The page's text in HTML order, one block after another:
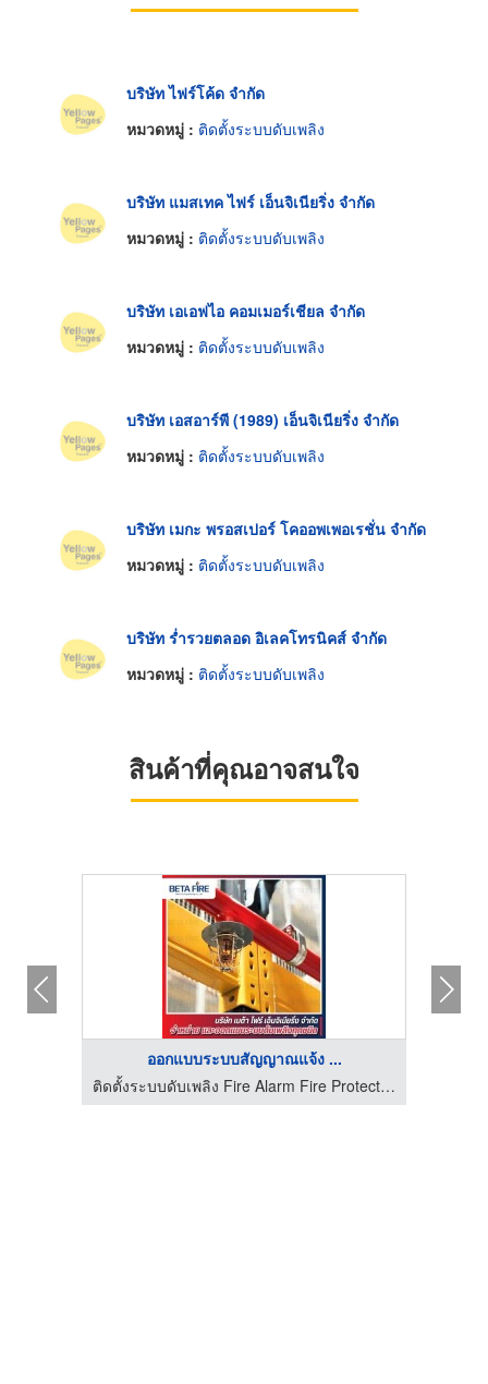
บริษัท ไฟร์โค้ด จำกัด
หมวดหมู่ : ติดตั้งระบบดับเพลิง
บริษัท แมสเทค ไฟร์ เอ็นจิเนียริ่ง จำกัด
หมวดหมู่ : ติดตั้งระบบดับเพลิง
บริษัท เอเอฟไอ คอมเมอร์เชียล จำกัด
หมวดหมู่ : ติดตั้งระบบดับเพลิง
บริษัท เอสอาร์พี (1989) เอ็นจิเนียริ่ง จำกัด
หมวดหมู่ : ติดตั้งระบบดับเพลิง
บริษัท เมกะ พรอสเปอร์ โคออพเพอเรชั่น จำกัด
หมวดหมู่ : ติดตั้งระบบดับเพลิง
บริษัท ร่ำรวยตลอด อิเลคโทรนิคส์ จำกัด
หมวดหมู่ : ติดตั้งระบบดับเพลิง
สินค้าที่คุณอาจสนใจ
ออกแบบระบบสัญญาณแจ้ง ...
ติดตั้งระบบดับเพลิง Fire Alarm Fire Protection Beta Fire Engineering